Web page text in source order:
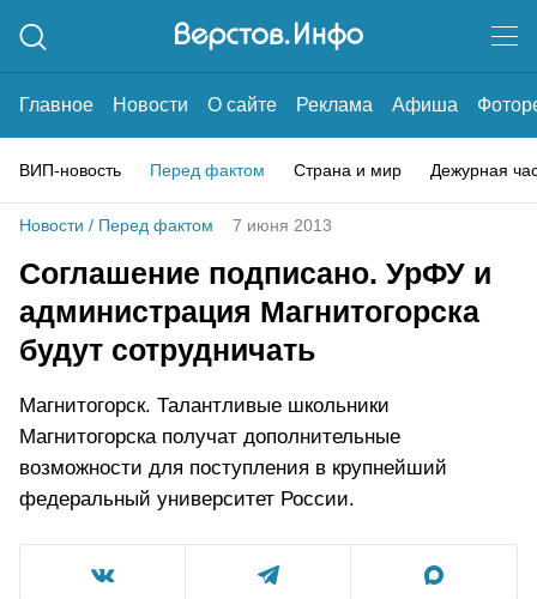
Главное Новости О сайте Реклама Афиша
ВИП-новость Перед фактом Страна и мир Дежурная
Новости / Перед фактом 7 июня 2013
Соглашение подписано. УрФУ и
администрация Магнитогорска
будут сотрудничать
Магнитогорск. Талантливые школьники
Магнитогорска получат дополнительные
возможности для поступления в крупнейший
федеральный университет России.